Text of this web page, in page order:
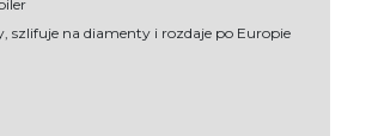
szlifuje na diamenty i rozdaje po Europie